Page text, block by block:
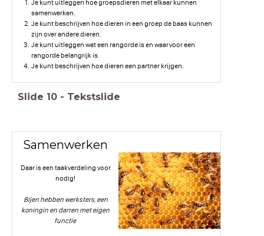
Je kunt uitleggen hoe groepsdieren met elkaar kunnen
samenwerken.
Je kunt beschrijven hoe dieren in een groep de baas kunnen
zijn over andere dieren.
Je kunt uitleggen wat een rangorde is en waarvoor een
rangorde belangrijk is.
Je kunt beschrijven hoe dieren een partner krijgen.
Slide 10 - Tekstslide
Samenwerken
Daar is een taakverdeling voor
nodig!
Bijen hebben werksters, een
koningin en darren met eigen
functie